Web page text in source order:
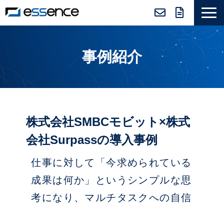
ニュース＆トピックス
会社紹介
セミナー＆コラム
事例紹介
株式会社SMBCモビット×株式
会社Surpassの導入事例
仕事に対して「今求められている
成果は何か」というシンプルな思
考になり、マルチタスクへの自信